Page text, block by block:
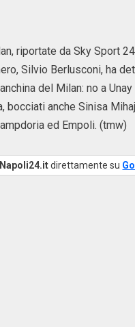
riportate da Sky Sport
Silvio Berlusconi, ha
del Milan: no a Unay
bocciati anche Sinisa
ed Empoli. (tmw)
direttamente su